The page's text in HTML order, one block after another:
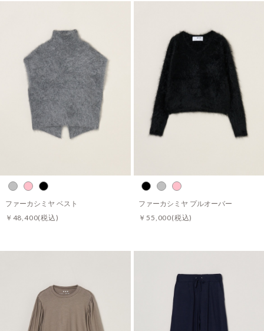
ファーカシミヤ ベスト
￥48,400(税込)
ファーカシミヤ プルオーバー
￥55,000(税込)